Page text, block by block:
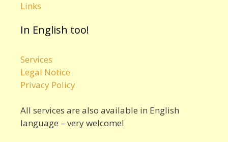
Links
In English too!
Services
Legal Notice
Privacy Policy
All services are also available in English
language – very welcome!